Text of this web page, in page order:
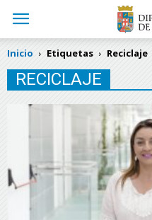
Inicio Etiquetas Reciclaje
RECICLAJE